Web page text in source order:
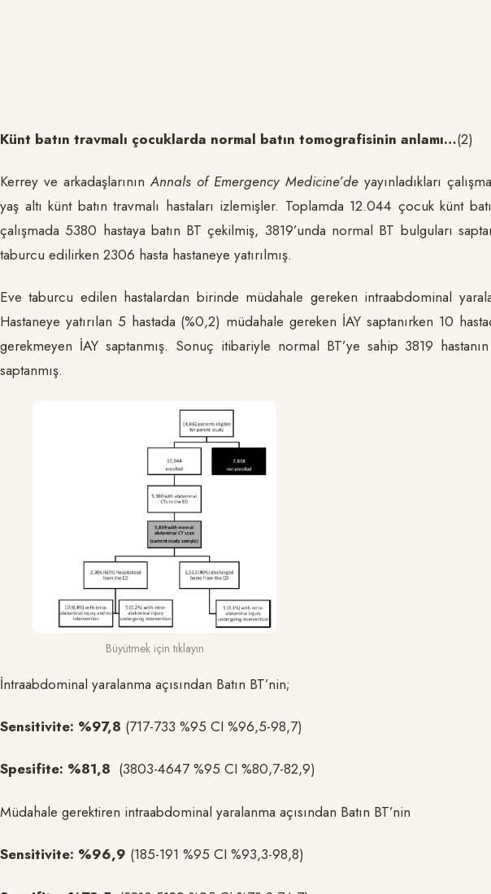
Künt batın travmalı çocuklarda normal batın tomografisinin anlamı…(2)
Kerrey ve arkadaşlarınınAnnals of Emergency Medicine’deyayınladıkları
yaş altı künt batın travmalı hastaları izlemişler. Toplamda 12.044 çocuk künt
çalışmada 5380 hastaya batın BT çekilmiş, 3819’unda normal BT bulguları
taburcu edilirken 2306 hasta hastaneye yatırılmış.
Eve taburcu edilen hastalardan birinde müdahale gereken intraabdominal
Hastaneye yatırılan 5 hastada (%0,2) müdahale gereken İAY saptanırken 10
gerekmeyen İAY saptanmış. Sonuç itibariyle normal BT’ye sahip 3819
saptanmış.
Büyütmek için tıklayın
İntraabdominal yaralanma açısından Batın BT’nin;
Sensitivite: %97,8 (717-733 %95 CI %96,5-98,7)
Spesifite: %81,8 (3803-4647 %95 CI %80,7-82,9)
Müdahale gerektiren intraabdominal yaralanma açısından Batın BT’nin
Sensitivite: %96,9 (185-191 %95 CI %93,3-98,8)